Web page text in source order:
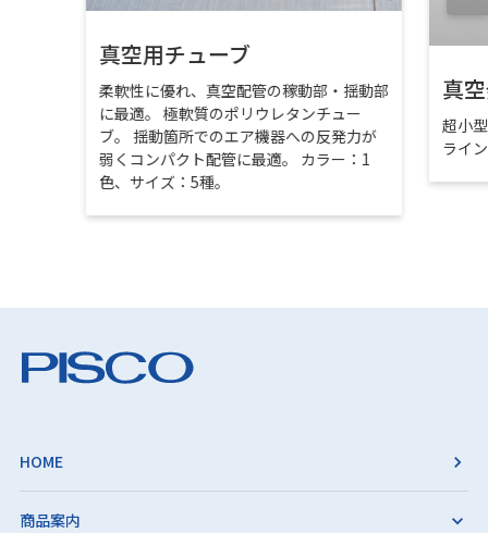
真空用チューブ
柔軟性に優れ、真空配管の稼動部・揺動部
に最適。 極軟質のポリウレタンチュー
ブ。 揺動箇所でのエア機器への反発力が
弱くコンパクト配管に最適。 カラー：1
色、サイズ：5種。
真
超小
ライ
HOME
商品案内